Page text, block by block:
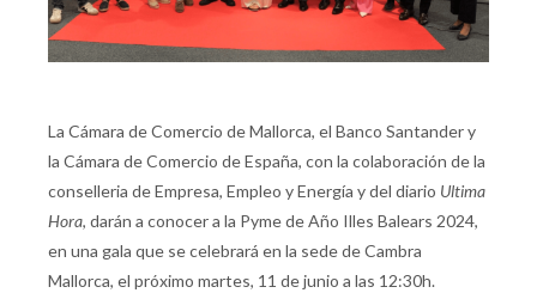
La Cámara de Comercio de Mallorca, el Banco Santander y
la Cámara de Comercio de España, con la colaboración de la
conselleria de Empresa, Empleo y Energía y del diario Ultima
Hora, darán a conocer a la Pyme de Año Illes Balears 2024,
en una gala que se celebrará en la sede de Cambra
Mallorca, el próximo martes, 11 de junio a las 12:30h.